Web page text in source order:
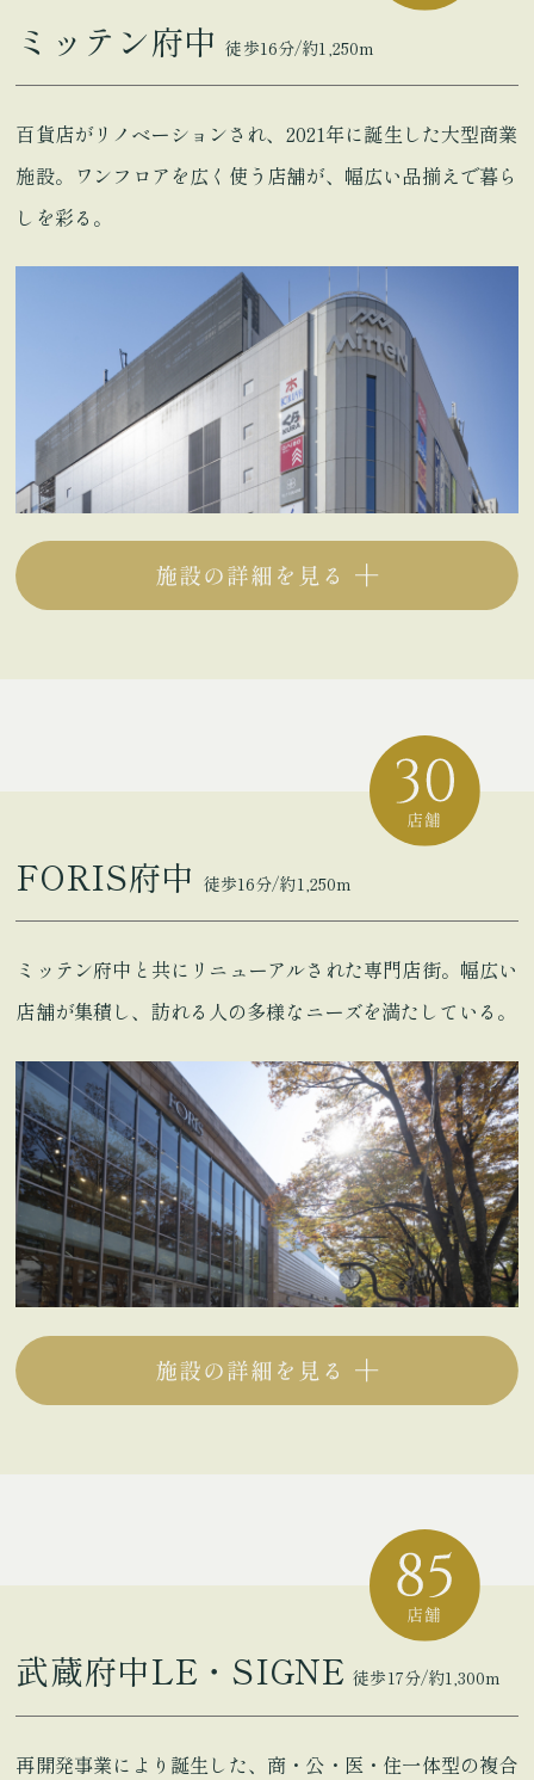
ミッテン府中徒歩16分/約1,250m
百貨店がリノベーションされ、2021年に誕生した大型商業
施設。ワンフロアを広く使う店舗が、幅広い品揃えで暮ら
しを彩る。
FORIS府中 徒歩16分/約1,250m
ミッテン府中と共にリニューアルされた専門店街。幅広い
店舗が集積し、訪れる人の多様なニーズを満たしている。
武蔵府中LE・SIGNE徒歩17分/約1,300m
再開発事業により誕生した、商・公・医・住一体型の複合